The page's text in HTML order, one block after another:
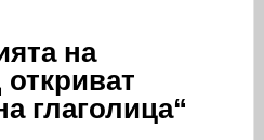
на
глаголица“